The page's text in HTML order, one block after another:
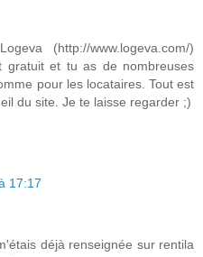
(http://www.logeva.com/)
gratuit et tu as de nombreuses
pour les locataires. Tout est
du site. Je te laisse regarder ;)
17:17
déjà renseignée sur rentila